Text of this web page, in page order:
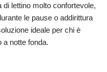
di lettino molto confortevole,
le pause o addirittura
ideale per chi è
a notte fonda.